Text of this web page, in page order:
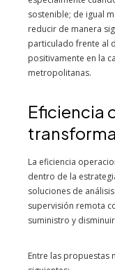
sostenible; de igual
reducir de manera
particulado frente al
positivamente en la
metropolitanas.
Eficiencia
La eficiencia
dentro de la
soluciones de
supervisión remota
suministro y
Entre las propuestas